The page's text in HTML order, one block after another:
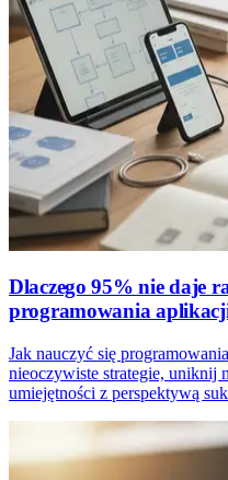
Dlaczego 95% nie daje
programowania
Jak nauczyć się
nieoczywiste strategie, uniknij
umiejętności z perspektywą